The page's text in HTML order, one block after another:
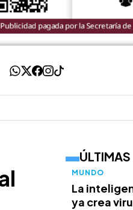
MUNDO
La
ya crea